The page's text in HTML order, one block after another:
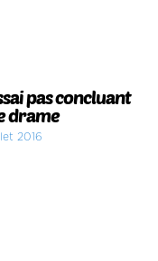
pas concluant
drame
2016